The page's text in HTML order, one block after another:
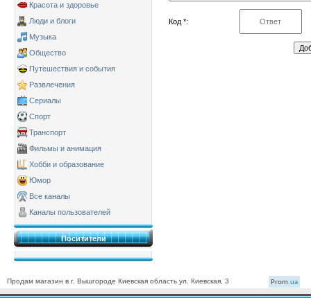
Красота и здоровье
Люди и блоги
Музыка
Общество
Путешествия и события
Развлечения
Сериалы
Спорт
Транспорт
Фильмы и анимация
Хобби и образование
Юмор
Все каналы
Каналы пользователей
Поситители
Код *:
Продам магазин в г. Вышгороде Киевская область ул. Киевская, 3 Prom.ua